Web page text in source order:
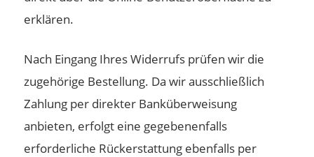
erklären.
Nach Eingang Ihres Widerrufs prüfen wir die
zugehörige Bestellung. Da wir ausschließlich
Zahlung per direkter Banküberweisung
anbieten, erfolgt eine gegebenenfalls
erforderliche Rückerstattung ebenfalls per